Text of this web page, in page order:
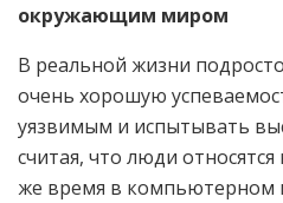
окружающим миром
В реальной жизни
очень хорошую
уязвимым и испытывать
считая, что люди
же время в компьютерном